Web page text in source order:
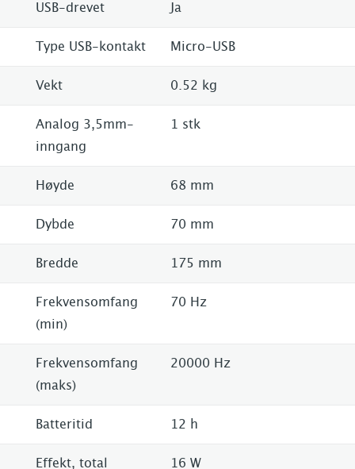
USB-drevet Ja
Type USB-kontakt Micro-USB
Vekt 0.52 kg
Analog 3,5mm-
inngang
1 stk
Høyde 68 mm
Dybde 70 mm
Bredde 175 mm
Frekvensomfang
(min)
70 Hz
Frekvensomfang
(maks)
20000 Hz
Batteritid 12 h
Effekt, total 16 W